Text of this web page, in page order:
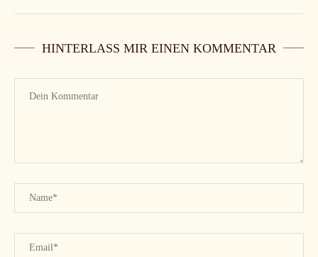
HINTERLASS MIR EINEN KOMMENTAR